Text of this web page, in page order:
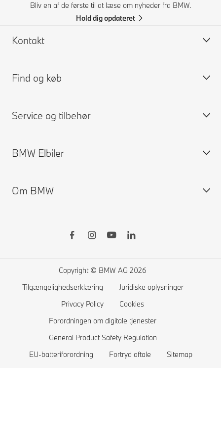
Bliv en af de første til at læse om nyheder fra BMW.
Hold dig opdateret
Kontakt
Kontakt BMW
Pristilbud
Prøvetur
Find og køb
Byg din BMW
Brugte BMW
MyBMW Finance
Sælg din brugte BMW
BMW Financial Services – Klagehåndtering
Service og tilbehør
Book service
BMW ConnectedDrive
Tjek BMW tilbagekaldeser
BMW Elbiler
Elbiler
Om BMW
BMW Academy
Copyright © BMW AG 2026
Tilgængelighedserklæring
Juridiske oplysninger
Privacy Policy
Cookies
Forordningen om digitale tjenester
General Product Safety Regulation
EU-batteriforordning
Fortryd aftale Sitemap